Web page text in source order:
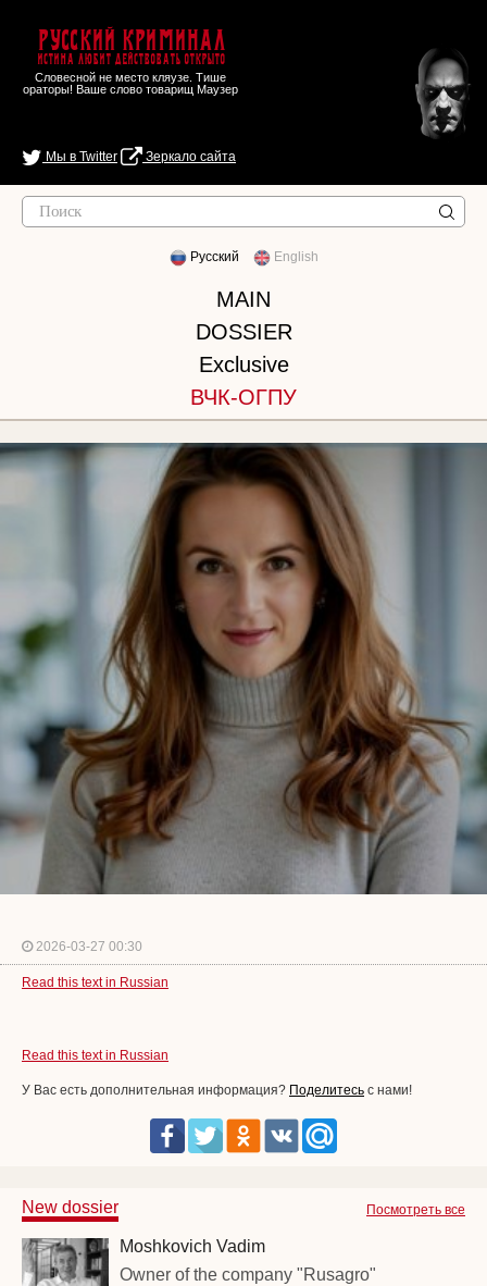
Русский Криминал
Истина любит действовать открыто
Словесной не место кляузе. Тише
ораторы! Ваше слово товарищ Маузер
Мы в Twitter Зеркало сайта
Русский English
MAIN
DOSSIER
Exclusive
ВЧК-ОГПУ
2026-03-27 00:30
Read this text in Russian
Read this text in Russian
У Вас есть дополнительная информация? Поделитесь с нами!
Посмотреть все
New dossier
Moshkovich Vadim
Owner of the company "Rusagro"